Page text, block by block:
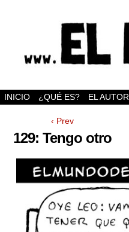
INICIO ¿QUÉ ES? EL AUTOR
‹ Prev
129: Tengo otro